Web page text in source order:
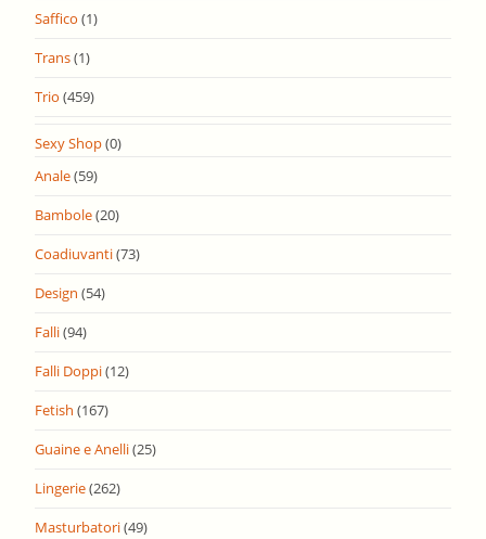
Saffico (1)
Trans(1)
Trio (459)
Sexy Shop(0)
Anale(59)
Bambole(20)
Coadiuvanti(73)
Design (54)
Falli(94)
Falli Doppi(12)
Fetish (167)
Guaine e Anelli(25)
Lingerie(262)
Masturbatori(49)